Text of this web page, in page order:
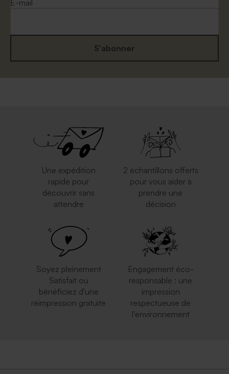
E-mail
S'abonner
Une expédition
rapide pour
découvrir sans
attendre
2 échantillons offerts
pour vous aider à
prendre une
décision
Soyez pleinement
Satisfait ou
bénéficiez d'une
réimpression gratuite
Engagement éco-
responsable : une
impression
respectueuse de
l'environnement